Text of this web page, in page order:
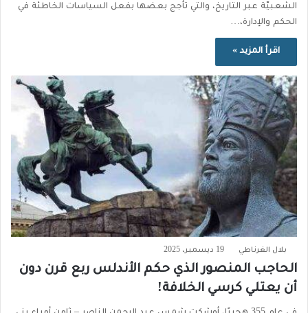
الشعبيّة عبر التاريخ، والتي تأجج بعضها بفعل السياسات الخاطئة في
الحكم والإدارة،…
اقرأ المزيد »
بلال الغرناطي 19 ديسمبر، 2025
الحاجب المنصور الذي حكم الأندلس ربع قرن دون
أن يعتلي كرسي الخلافة!